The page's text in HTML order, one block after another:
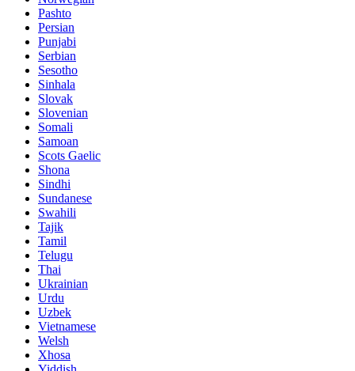
Pashto
Persian
Punjabi
Serbian
Sesotho
Sinhala
Slovak
Slovenian
Somali
Samoan
Scots Gaelic
Shona
Sindhi
Sundanese
Swahili
Tajik
Tamil
Telugu
Thai
Ukrainian
Urdu
Uzbek
Vietnamese
Welsh
Xhosa